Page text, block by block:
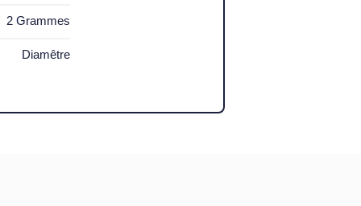
2 Grammes
Diamêtre